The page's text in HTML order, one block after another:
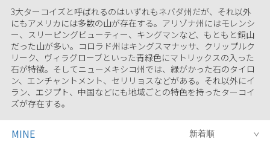
3大ターコイズと呼ばれるのはいずれもネバダ州だが、それ以外
にもアメリカには多数の山が存在する。アリゾナ州にはモレンシ
ー、スリーピングビューティー、キングマンなど、もともと銅山
だった山が多い。コロラド州はキングスマナッサ、クリップルク
リーク、ヴィラグローブといった青緑色にマトリックスの入った
石が特徴。そしてニューメキシコ州では、緑がかった石のタイロ
ン、エンチャントメント、セリリョスなどがある。それ以外にイ
ラン、エジプト、中国などにも地域ごとの特色を持ったターコイ
ズが存在する。
MINE